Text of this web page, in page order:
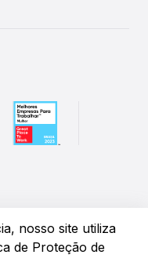
nosso site utiliza
de Proteção de